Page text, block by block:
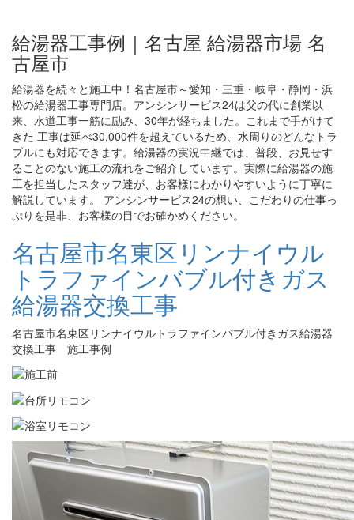
給湯器工事例｜名古屋 給湯器市場 名
古屋市
給湯器を続々と施工中！名古屋市～愛知・三重・岐阜・静岡・浜
松の給湯器工事専門店。アンシンサービス24は父の代に創業以
来、水道工事一筋に励み、30年が経ちました。これまで手がけて
きた 工事は延べ30,000件を超えているため、水周りのどんなトラ
ブルにも対応できます。給湯器の実況中継では、普段、お見せす
ることのない施工の流れをご紹介しています。実際に給湯器の施
工を担当したスタッフ達が、お客様にわかりやすいように丁寧に
解説しています。 アンシンサービス24の想い、こだわりの仕事っ
ぷりを是非、お客様の目でお確かめください。
名古屋市名東区リンナイウル
トラファインバブル付きガス
給湯器交換工事
名古屋市名東区リンナイウルトラファインバブル付きガス給湯器
交換工事 施工事例